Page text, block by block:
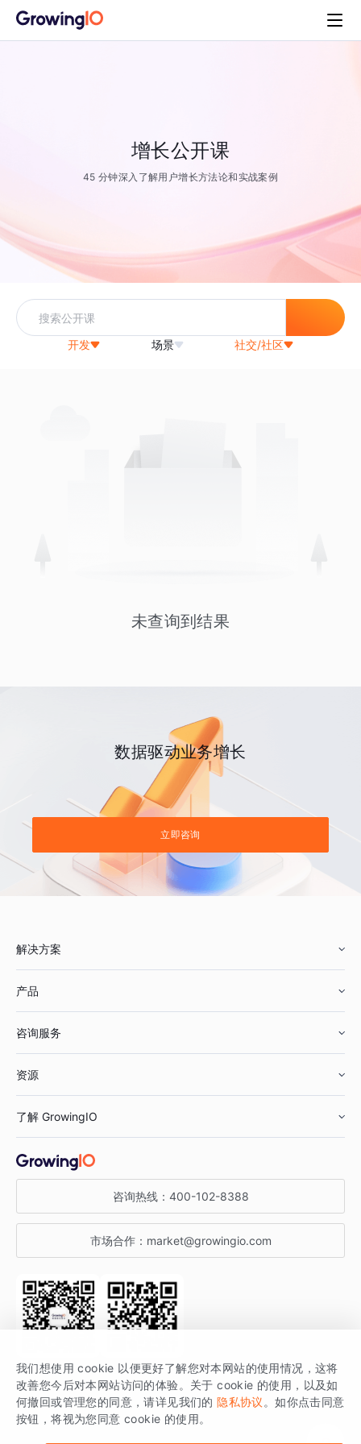
增长公开课
45 分钟深入了解用户增长方法论和实战案例
开发 场景 社交/社区
未查询到结果
数据驱动业务增长
立即咨询
解决方案
鞋服行业
汽车行业
金融行业
产品
智能运营
获客分析
咨询服务
资源
增长公开课
增长博客
开发者文档
SDK 文档
场景指南
了解 GrowingIO
关于 GrowingIO
增长大会
行业活动
咨询热线： 400-102-8388
市场合作： market@growingio.com
关注公众号 获取更多干货
GrowingIO 是专注于数据智能分析与增长的品牌，核心平台为 GrowingIO
分析云。
我们想使用 cookie 以便更好了解您对本网站的使用情况，这将
改善您今后对本网站访问的体验。关于 cookie 的使用，以及如
何撤回或管理您的同意，请详见我们的 隐私协议 。如你点击同意
按钮，将视为您同意 cookie 的使用。